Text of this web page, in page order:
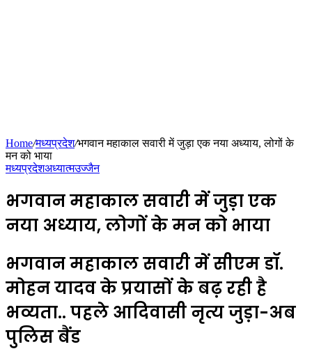
Home/मध्यप्रदेश/भगवान महाकाल सवारी में जुड़ा एक नया अध्याय, लोगों के
मन को भाया
मध्यप्रदेशअध्यात्मउज्जैन
भगवान महाकाल सवारी में जुड़ा एक
नया अध्याय, लोगों के मन को भाया
भगवान महाकाल सवारी में सीएम डॉ.
मोहन यादव के प्रयासों के बढ़ रही है
भव्यता.. पहले आदिवासी नृत्य जुड़ा-अब
पुलिस बैंड